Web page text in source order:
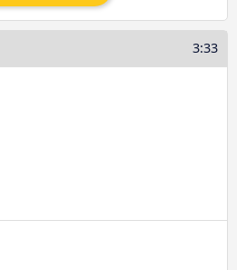
3:33